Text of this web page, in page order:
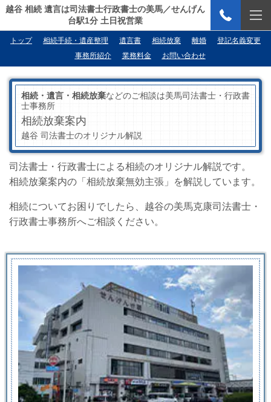
越谷 相続 遺言は司法書士行政書士の美馬／せんげん
台駅1分 土日祝営業
トップ 相続手続・遺産整理 遺言書 相続放棄 離婚
登記名義変更
事務所紹介
業務料金 お問い合わせ
相続・遺言・相続放棄などのご相談は美馬司法書士・行政書
士事務所
相続放棄案内
越谷 司法書士のオリジナル解説
司法書士・行政書士による相続のオリジナル解説です。
相続放棄案内の「相続放棄無効主張」を解説しています。
相続についてお困りでしたら、越谷の美馬克康司法書士・
行政書士事務所へご相談ください。